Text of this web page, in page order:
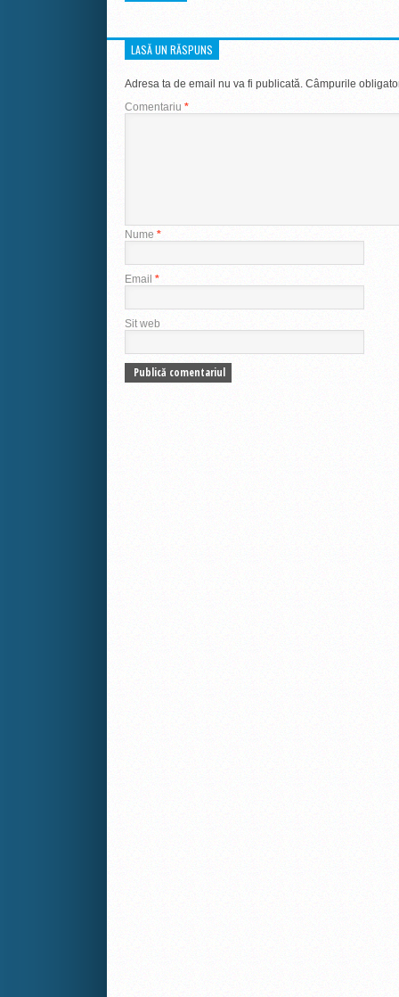
LASĂ UN RĂSPUNS
Adresa ta de email nu va fi publicată. Câmpurile
Comentariu *
Nume *
Email *
Sit web